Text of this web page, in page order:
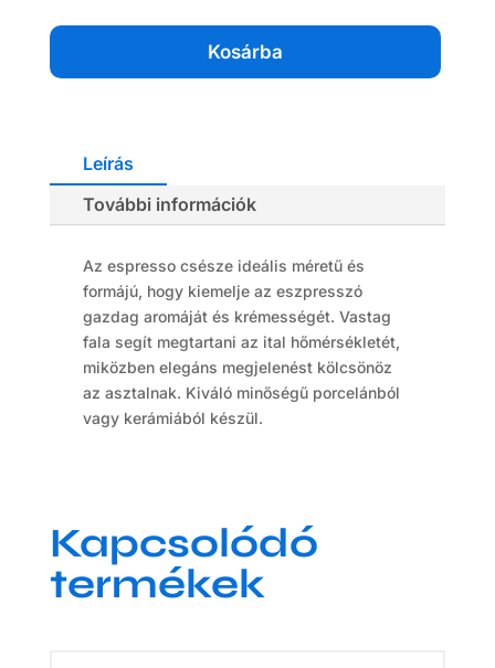
db
mennyiség
Kosárba
Leírás
További információk
Az espresso csésze ideális méretű és
formájú, hogy kiemelje az eszpresszó
gazdag aromáját és krémességét. Vastag
fala segít megtartani az ital hőmérsékletét,
miközben elegáns megjelenést kölcsönöz
az asztalnak. Kiváló minőségű porcelánból
vagy kerámiából készül.
Kapcsolódó
termékek